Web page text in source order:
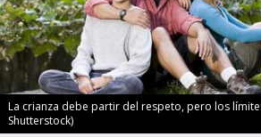
La crianza debe partir del respeto, pero los
Shutterstock)